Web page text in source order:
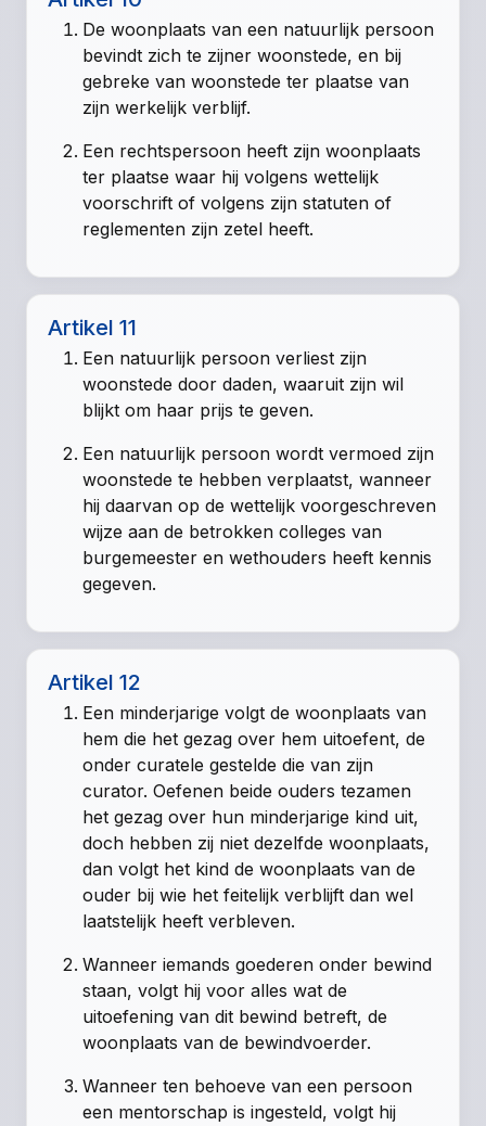
De woonplaats van een natuurlijk persoon
bevindt zich te zijner woonstede, en bij
gebreke van woonstede ter plaatse van
zijn werkelijk verblijf.
Een rechtspersoon heeft zijn woonplaats
ter plaatse waar hij volgens wettelijk
voorschrift of volgens zijn statuten of
reglementen zijn zetel heeft.
Artikel 11
Een natuurlijk persoon verliest zijn
woonstede door daden, waaruit zijn wil
blijkt om haar prijs te geven.
Een natuurlijk persoon wordt vermoed zijn
woonstede te hebben verplaatst, wanneer
hij daarvan op de wettelijk voorgeschreven
wijze aan de betrokken colleges van
burgemeester en wethouders heeft kennis
gegeven.
Artikel 12
Een minderjarige volgt de woonplaats van
hem die het gezag over hem uitoefent, de
onder curatele gestelde die van zijn
curator. Oefenen beide ouders tezamen
het gezag over hun minderjarige kind uit,
doch hebben zij niet dezelfde woonplaats,
dan volgt het kind de woonplaats van de
ouder bij wie het feitelijk verblijft dan wel
laatstelijk heeft verbleven.
Wanneer iemands goederen onder bewind
staan, volgt hij voor alles wat de
uitoefening van dit bewind betreft, de
woonplaats van de bewindvoerder.
Wanneer ten behoeve van een persoon
een mentorschap is ingesteld, volgt hij